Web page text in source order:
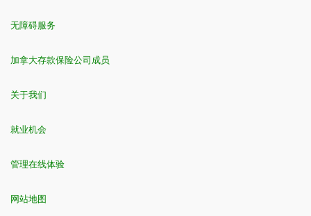
无障碍服务
加拿大存款保险公司成员
关于我们
就业机会
管理在线体验
网站地图